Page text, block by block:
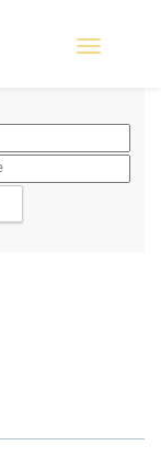
Toggle